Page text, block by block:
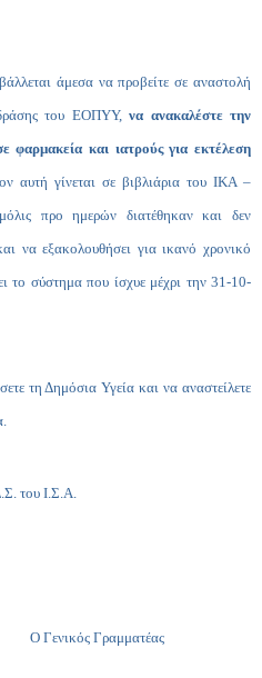
άμεσα να προβείτε σε αναστολή
δράσης του ΕΟΠΥΥ,να ανακαλέστε την
φαρμακεία και ιατρούς για εκτέλεση
αυτή γίνεται σε βιβλιάρια του ΙΚΑ –
προ ημερών διατέθηκαν και δεν
να εξακολουθήσει για ικανό χρονικό
το σύστημα που ίσχυε μέχρι την 31-10-
τη Δημόσια Υγεία και να αναστείλετε
του Ι.Σ.Α.
Γραμματέας